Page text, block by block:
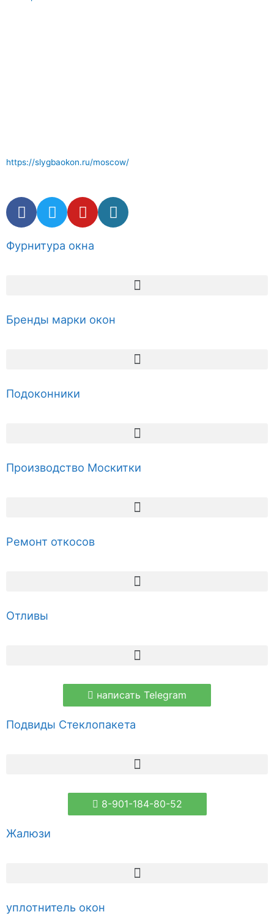
https://slygbaokon.ru/moscow/
Фурнитура окна
Бренды марки окон
Подоконники
Производство Москитки
Ремонт откосов
Отливы
написать Telegram
Подвиды Стеклопакета
8-901-184-80-52
Жалюзи
уплотнитель окон